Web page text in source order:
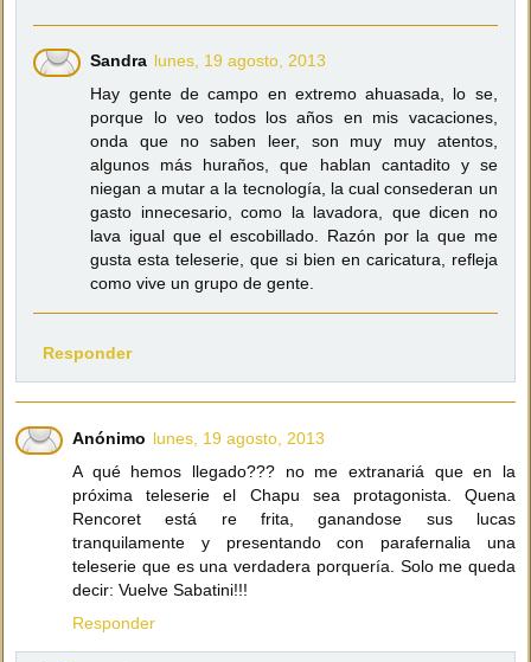
Sandra lunes, 19 agosto, 2013
Hay gente de campo en extremo ahuasada, lo se,
porque lo veo todos los años en mis vacaciones,
onda que no saben leer, son muy muy atentos,
algunos más huraños, que hablan cantadito y se
niegan a mutar a la tecnología, la cual consederan un
gasto innecesario, como la lavadora, que dicen no
lava igual que el escobillado. Razón por la que me
gusta esta teleserie, que si bien en caricatura, refleja
como vive un grupo de gente.
Responder
Anónimo lunes, 19 agosto, 2013
A qué hemos llegado??? no me extranariá que en la
próxima teleserie el Chapu sea protagonista. Quena
Rencoret está re frita, ganandose sus lucas
tranquilamente y presentando con parafernalia una
teleserie que es una verdadera porquería. Solo me queda
decir: Vuelve Sabatini!!!
Responder